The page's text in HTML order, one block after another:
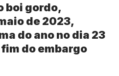
boi gordo,
de 2023,
do ano no dia 23
do embargo